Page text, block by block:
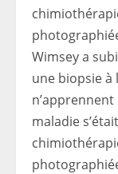
Wimsey a
une biopsie à
maladie